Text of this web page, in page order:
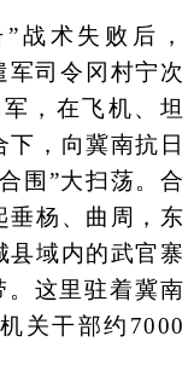
术失败后，
司令冈村宁次
，在飞机、坦
，向冀南抗日
围”大扫荡。合
垂杨、曲周，东
县域内的武官寨
这里驻着冀南
关干部约7000